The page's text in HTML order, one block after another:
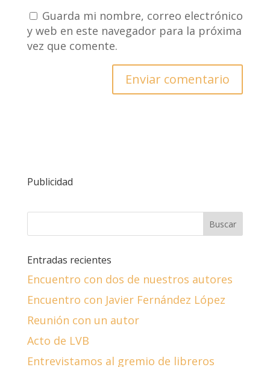
Guarda mi nombre, correo electrónico
y web en este navegador para la próxima
vez que comente.
Publicidad
Entradas recientes
Encuentro con dos de nuestros autores
Encuentro con Javier Fernández López
Reunión con un autor
Acto de LVB
Entrevistamos al gremio de libreros